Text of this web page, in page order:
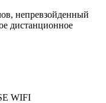
непревзойденный
дистанционное
WIFI